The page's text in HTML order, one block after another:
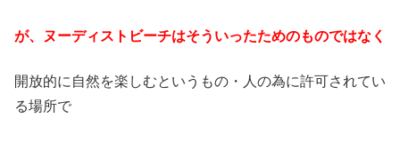
が、ヌーディストビーチはそういったためのものではなく
開放的に自然を楽しむというもの・人の為に許可されてい
る場所で